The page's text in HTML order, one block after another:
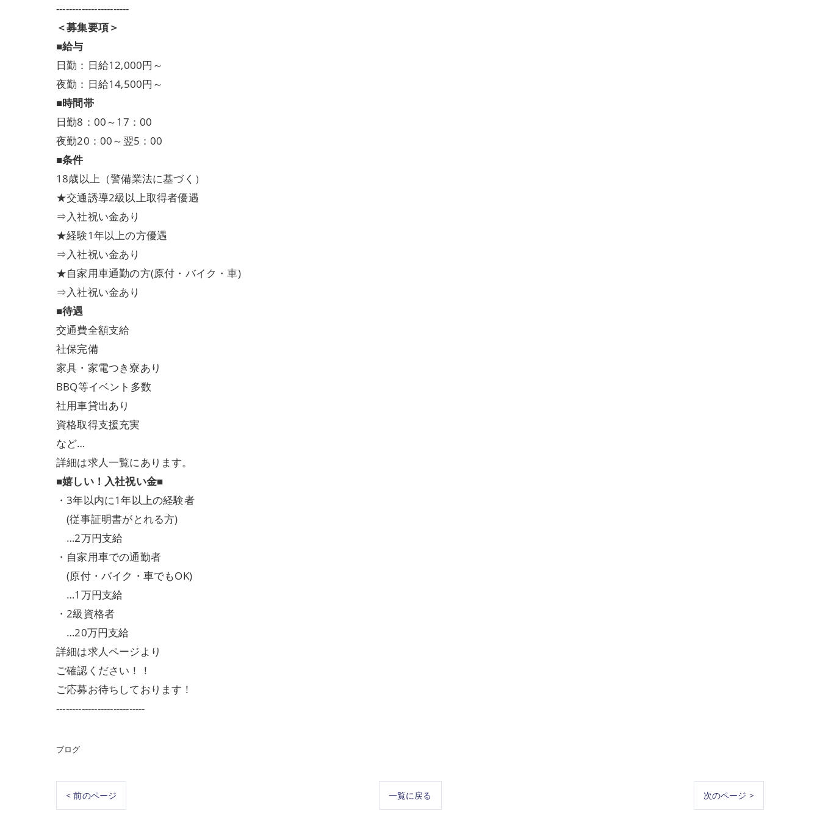
-----------------------
＜募集要項＞
■給与
日勤：日給12,000円～
夜勤：日給14,500円～
■時間帯
日勤8：00～17：00
夜勤20：00～翌5：00
■条件
18歳以上（警備業法に基づく）
★交通誘導2級以上取得者優遇
⇒入社祝い金あり
★経験1年以上の方優遇
⇒入社祝い金あり
★自家用車通勤の方(原付・バイク・車)
⇒入社祝い金あり
■待遇
交通費全額支給
社保完備
家具・家電つき寮あり
BBQ等イベント多数
社用車貸出あり
資格取得支援充実
など…
詳細は求人一覧にあります。
■嬉しい！入社祝い金■
・3年以内に1年以上の経験者
(従事証明書がとれる方)
…2万円支給
・自家用車での通勤者
(原付・バイク・車でもOK)
…1万円支給
・2級資格者
…20万円支給
詳細は求人ページより
ご確認ください！！
ご応募お待ちしております！
----------------------------
ブログ
< 前のページ 一覧に戻る 次のページ >